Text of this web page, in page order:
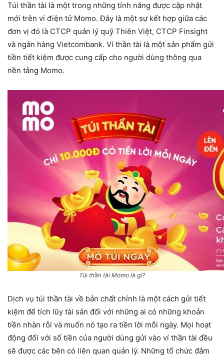
Túi thần tài là một trong những tính năng được cập nhật
mới trên ví điện tử Momo. Đây là một sự kết hợp giữa các
đơn vị đó là CTCP quản lý quỹ Thiên Việt, CTCP Finsight
và ngân hàng Vietcombank. Ví thần tài là một sản phẩm gửi
tiền tiết kiệm được cung cấp cho người dùng thông qua
nền tảng Momo.
Túi thần tài Momo là gì?
Dịch vụ túi thần tài về bản chất chính là một cách gửi tiết
kiệm để tích lũy tài sản đối với những ai có những khoản
tiền nhàn rỗi và muốn nó tạo ra tiền lời mỗi ngày. Mọi hoạt
động đối với số tiền của người dùng gửi vào ví thần tài đều
sẽ được các bên có liên quan quản lý. Những tổ chức đảm